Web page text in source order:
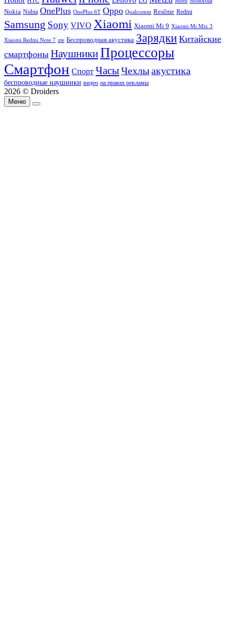
Nokia Nubia OnePlus OnePlus 6T Oppo Qualcomm Realme Redmi
Samsung Sony VIVO Xiaomi Xiaomi Mi 9 Xiaomi Mi Mix 3
Xiaomi Redmi Note 7 zte Беспроводная акустика Зарядки Китайские
смартфоны НаушникиПроцессоры
Смартфон Спорт ЧасыЧехлыакустика
беспроводные наушники видео на правах рекламы
2026 © Droiders
Меню